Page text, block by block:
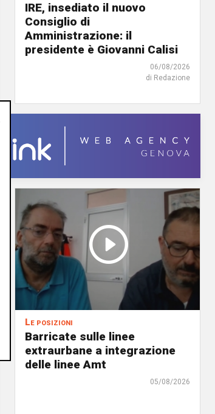
IRE, insediato il nuovo
Consiglio di
Amministrazione: il
presidente è Giovanni Calisi
06/08/2026
di Redazione
Le posizioni
Barricate sulle linee
extraurbane a integrazione
delle linee Amt
05/08/2026